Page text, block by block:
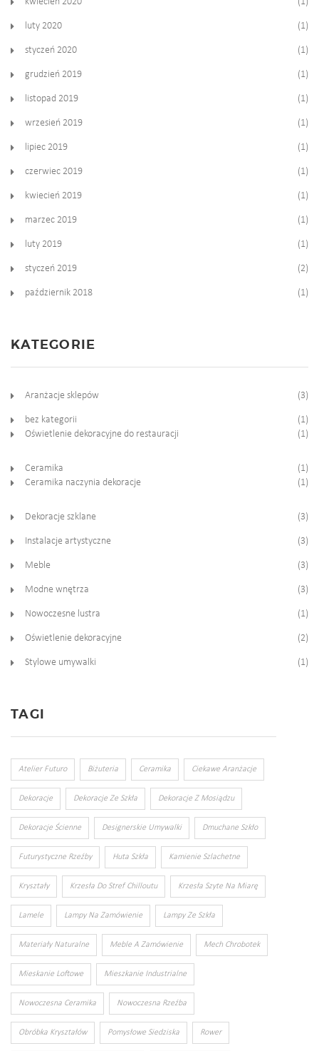
luty 2020 (1)
styczeń 2020 (1)
grudzień 2019 (1)
listopad 2019 (1)
wrzesień 2019 (1)
lipiec 2019 (1)
czerwiec 2019 (1)
kwiecień 2019 (1)
marzec 2019 (1)
luty 2019 (1)
styczeń 2019 (2)
październik 2018 (1)
KATEGORIE
Aranżacje sklepów (3)
bez kategorii
(1)
Oświetlenie dekoracyjne do restauracji
(1)
Ceramika
(1)
Ceramika naczynia dekoracje
(1)
Dekoracje szklane (3)
Instalacje artystyczne (3)
Meble (3)
Modne wnętrza (3)
Nowoczesne lustra (1)
Oświetlenie dekoracyjne (2)
Stylowe umywalki (1)
TAGI
Atelier Futuro Biżuteria Ceramika Ciekawe Aranżacje
Dekoracje Dekoracje Ze Szkła Dekoracje Z Mosiądzu
Dekoracje Ścienne Designerskie Umywalki Dmuchane Szkło
Futurystyczne Rzeźby Huta Szkła Kamienie Szlachetne
Kryształy Krzesła Do Stref Chilloutu Krzesła Szyte Na Miarę
Lamele Lampy Na Zamówienie Lampy Ze Szkła
Materiały Naturalne Meble A Zamówienie Mech Chrobotek
Mieskanie Loftowe Mieszkanie Industrialne
Nowoczesna Ceramika Nowoczesna Rzeźba
Obróbka Kryształów Pomysłowe Siedziska Rower